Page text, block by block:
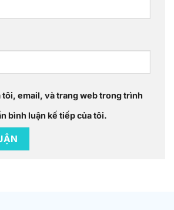
tôi, email, và trang web trong trình
bình luận kế tiếp của tôi.